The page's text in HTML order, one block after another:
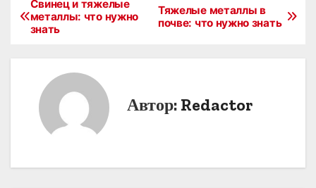
Н
Тяжелые металлы в
почве: что нужно знать
Свинец и тяжелые
металлы: что нужно
знать
Автор: Redactor